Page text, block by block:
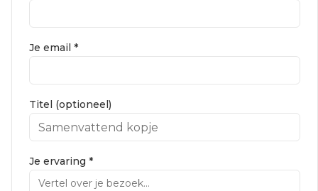
Je email *
Titel (optioneel)
Je ervaring *